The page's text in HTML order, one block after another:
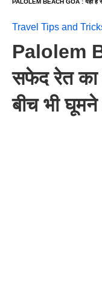
PALOLEM BEACH GOA : यहां है
Travel Tips and
Palolem
सफेद रेत का
बीच भी